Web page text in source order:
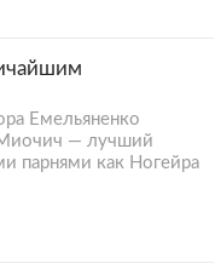
Емельяненко
— лучший
парнями как Ногейра